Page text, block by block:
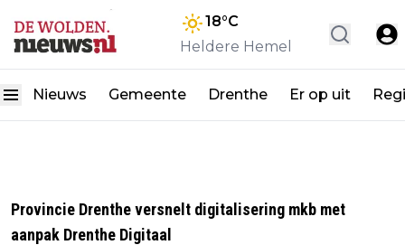
18°C
Heldere Hemel
Nieuws Gemeente Drenthe Er op uit
Provincie Drenthe versnelt digitalisering mkb met
aanpak Drenthe Digitaal